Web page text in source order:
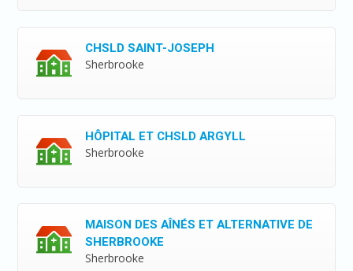
CHSLD SAINT-JOSEPH
Sherbrooke
HÔPITAL ET CHSLD ARGYLL
Sherbrooke
MAISON DES AÎNÉS ET ALTERNATIVE DE
SHERBROOKE
Sherbrooke